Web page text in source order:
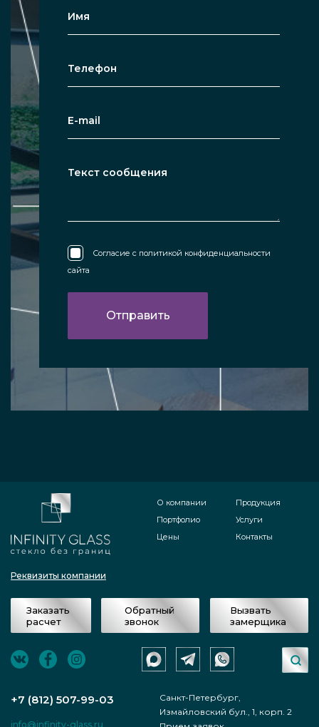
Согласие с политикой конфиденциальности
сайта
Реквизиты компании
О компании
Портфолио
Цены
Продукция
Услуги
Контакты
Заказать
расчет
Обратный
звонок
Вызвать
замерщика
+7 (812) 507-99-03
Санкт-Петербург,
Измайловский бул., 1, корп. 2
info@infinity-glass.ru